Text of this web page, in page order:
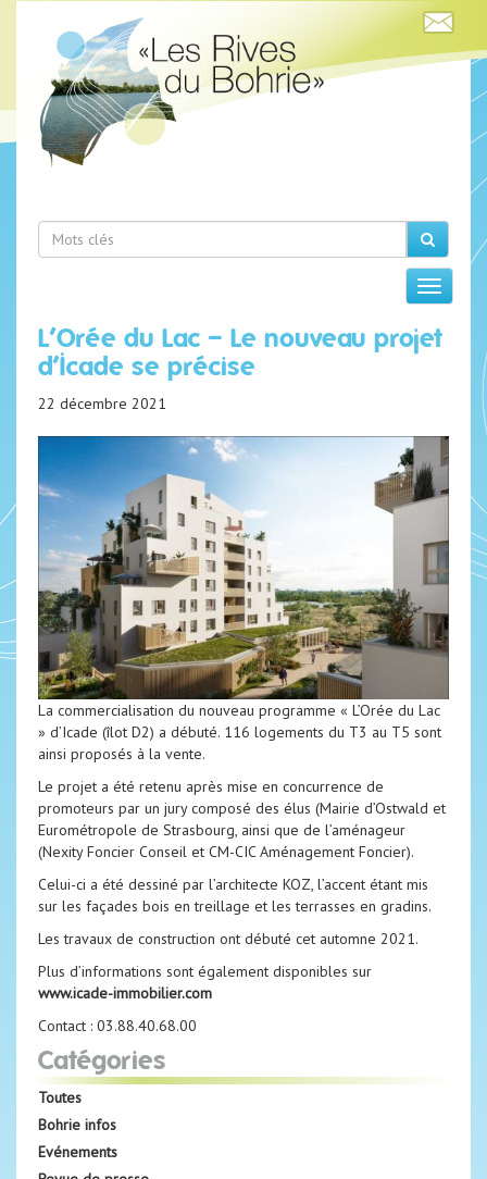
L’Orée du Lac – Le nouveau projet
d’Icade se précise
22 décembre 2021
La commercialisation du nouveau programme « L’Orée du Lac
» d’Icade (îlot D2) a débuté. 116 logements du T3 au T5 sont
ainsi proposés à la vente.
Le projet a été retenu après mise en concurrence de
promoteurs par un jury composé des élus (Mairie d’Ostwald et
Eurométropole de Strasbourg, ainsi que de l’aménageur
(Nexity Foncier Conseil et CM-CIC Aménagement Foncier).
Celui-ci a été dessiné par l’architecte KOZ, l’accent étant mis
sur les façades bois en treillage et les terrasses en gradins.
Les travaux de construction ont débuté cet automne 2021.
Plus d’informations sont également disponibles sur
www.icade-immobilier.com
Contact : 03.88.40.68.00
Catégories
Toutes
Bohrie infos
Evénements